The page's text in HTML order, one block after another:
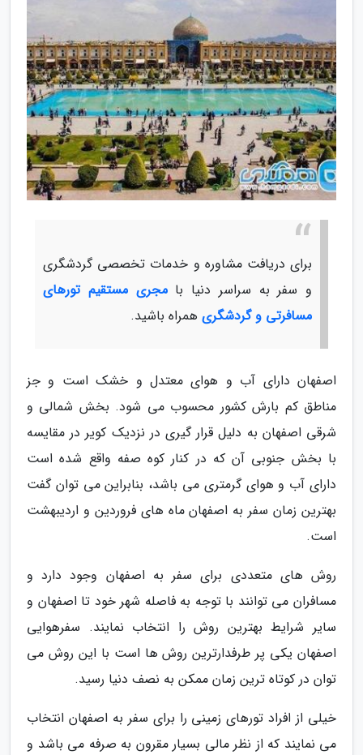
برای دریافت مشاوره و خدمات تخصصی گردشگری
و سفر به سراسر دنیا بامجری مستقیم تورهای
مسافرتی و گردشگری همراه باشید.
اصفهان دارای آب و هوای معتدل و خشک است و جز
مناطق کم بارش کشور محسوب می شود. بخش شمالی و
شرقی اصفهان به دلیل قرار گیری در نزدیک کویر در مقایسه
با بخش جنوبی آن که در کنار کوه صفه واقع شده است
دارای آب و هوای گرمتری می باشد، بنابراین می توان گفت
بهترین زمان سفر به اصفهان ماه های فروردین و اردیبهشت
است.
روش های متعددی برای سفر به اصفهان وجود دارد و
مسافران می توانند با توجه به فاصله شهر خود تا اصفهان و
سایر شرایط بهترین روش را انتخاب نمایند. سفرهوایی
اصفهان یکی پر طرفدارترین روش ها است با این روش می
توان در کوتاه ترین زمان ممکن به نصف دنیا رسید.
خیلی از افراد تورهای زمینی را برای سفر به اصفهان انتخاب
می نمایند که از نظر مالی بسیار مقرون به صرفه می باشد و